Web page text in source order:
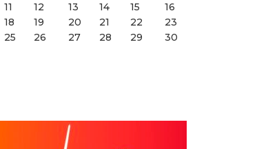
11 12 13 14 15
16
18 19 20 21 22
23
25 26 27 28 29
30